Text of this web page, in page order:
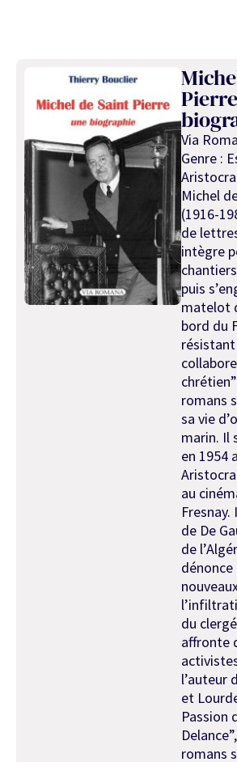
Via
Genre :
Michel
(1916-
de
intègre
puis
matelot
bord du
romans
sa vie
marin. Il
en 1954
au
de De
de
dénonce
du
affronte
l’auteur
et
Passion
romans